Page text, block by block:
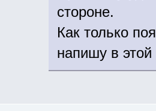
стороне.
Как только
напишу в